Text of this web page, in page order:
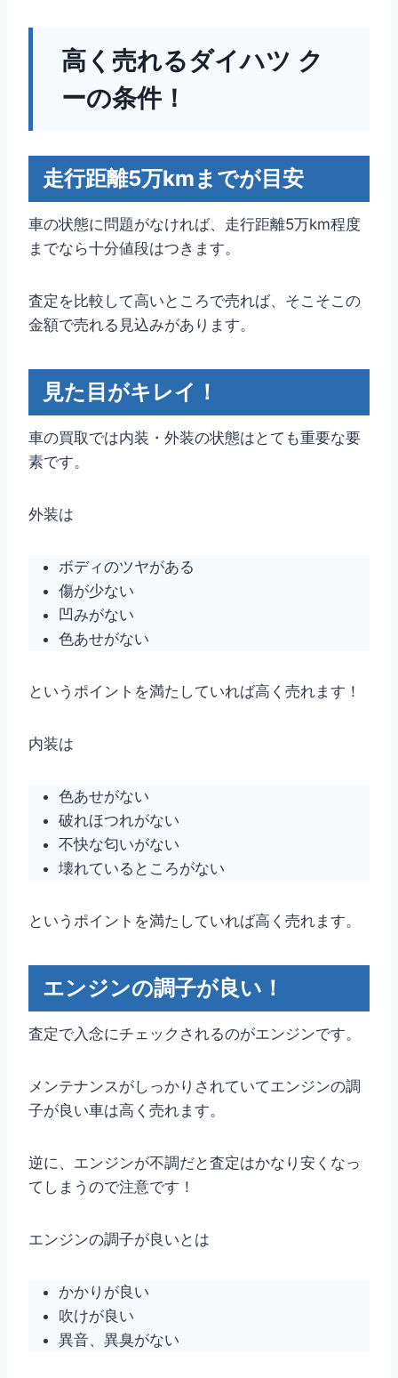
高く売れるダイハツ ク
ーの条件！
走行距離5万kmまでが目安
車の状態に問題がなければ、走行距離5万km程度
までなら十分値段はつきます。
査定を比較して高いところで売れば、そこそこの
金額で売れる見込みがあります。
見た目がキレイ！
車の買取では内装・外装の状態はとても重要な要
素です。
外装は
ボディのツヤがある
傷が少ない
凹みがない
色あせがない
というポイントを満たしていれば高く売れます！
内装は
色あせがない
破れほつれがない
不快な匂いがない
壊れているところがない
というポイントを満たしていれば高く売れます。
エンジンの調子が良い！
査定で入念にチェックされるのがエンジンです。
メンテナンスがしっかりされていてエンジンの調
子が良い車は高く売れます。
逆に、エンジンが不調だと査定はかなり安くなっ
てしまうので注意です！
エンジンの調子が良いとは
かかりが良い
吹けが良い
異音、異臭がない